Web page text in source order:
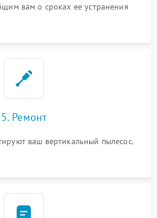
вам о сроках ее устранения
5. Ремонт
ваш вертикальный пылесос.